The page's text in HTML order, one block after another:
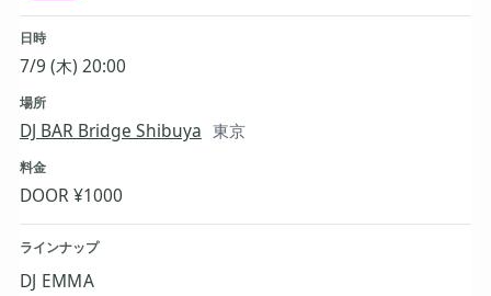
日時
7/9 (木) 20:00
場所
DJ BAR Bridge Shibuya 東京
料金
DOOR ¥1000
ラインナップ
DJ EMMA